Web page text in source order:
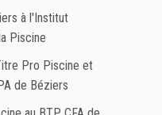
à l'Institut
Piscine
Pro Piscine et
de Béziers